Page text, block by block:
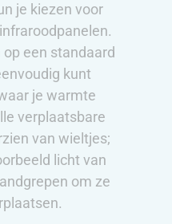
je kiezen voor
een standaard
kunt
je warmte
verplaatsbare
van wieltjes;
licht van
om ze